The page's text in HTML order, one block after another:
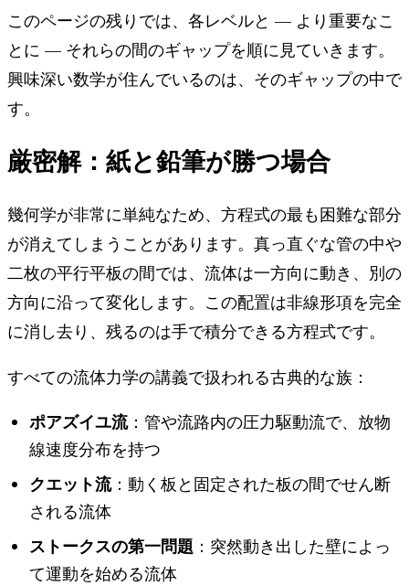
このページの残りでは、各レベルと — より重要なこ
とに — それらの間のギャップを順に見ていきます。
興味深い数学が住んでいるのは、そのギャップの中で
す。
厳密解：紙と鉛筆が勝つ場合
幾何学が非常に単純なため、方程式の最も困難な部分
が消えてしまうことがあります。真っ直ぐな管の中や
二枚の平行平板の間では、流体は一方向に動き、別の
方向に沿って変化します。この配置は非線形項を完全
に消し去り、残るのは手で積分できる方程式です。
すべての流体力学の講義で扱われる古典的な族：
ポアズイユ流：管や流路内の圧力駆動流で、放物
線速度分布を持つ
クエット流：動く板と固定された板の間でせん断
される流体
ストークスの第一問題 ：突然動き出した壁によっ
て運動を始める流体